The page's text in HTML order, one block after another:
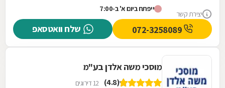
יצירת קשר
ייפתח ביום א' ב-7:00
שלח וואטסאפ
מוסכי משה אלדן בע"מ
(4.8) 12 דירוגים